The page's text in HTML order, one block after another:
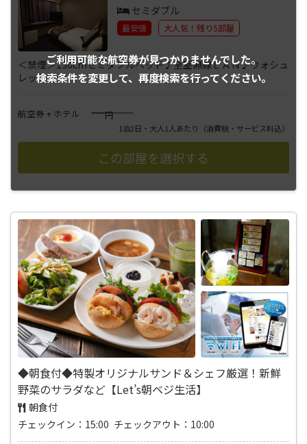
ご利用可能な航空券が見つかりませんでした。
検索条件を変更して、 再度検索を行ってください。
セミダブル
最安値 大人気！残り5部屋
＜禁煙＞130cmセミダブルベッド♪全室無線ＬＡＮ♪ウォシュ
レット完備
航空券 + ホテル ――――円
1泊2日・大人1人あたり （消費税・サービス料込）
◆朝食付◆特製オリジナルサンド＆シェフ厳選！新鮮
野菜のサラダなど【Let’s朝ベジ生活】
朝食付
チェックイン：15:00 チェックアウト：10:00